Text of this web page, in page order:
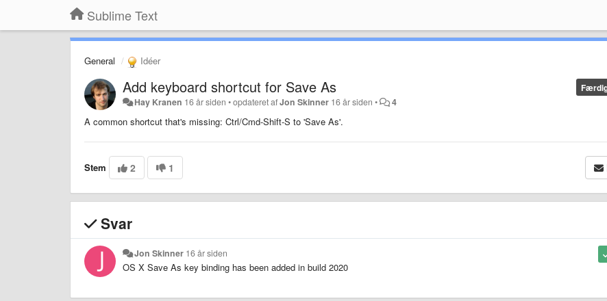
Sublime Text
General Idéer
Add keyboard shortcut for Save As
Hay Kranen 16 år siden •opdateret afJon Skinner 16 år siden • 4
A common shortcut that's missing: Ctrl/Cmd-Shift-S to 'Save As'.
Stem 2 1
Svar
Jon Skinner 16 år siden
OS X Save As key binding has been added in build 2020